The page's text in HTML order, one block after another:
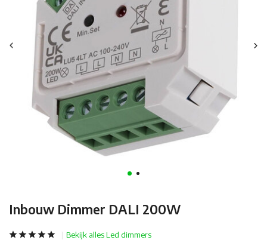
Inbouw Dimmer DALI 200W
Bekijk alles Led dimmers